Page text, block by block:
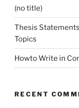
(no title)
Thesis
Topics
Howto Write in
RECENT